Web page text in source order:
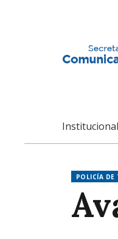
Institucional
POLICÍA DE